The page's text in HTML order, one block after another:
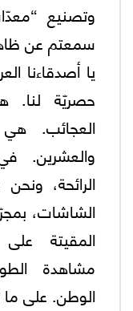
وتصنيع
سمعتم عن
يا أصدقاءنا
حصريّة لنا.
العجائب.
والعشرين.
الرائحة،
الشاشات،
المقيتة
مشاهدة
الوطن. على